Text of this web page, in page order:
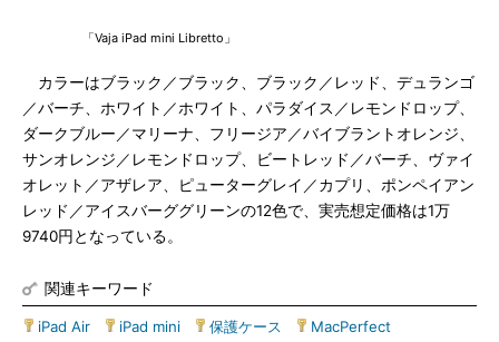
「Vaja iPad mini Libretto」
カラーはブラック／ブラック、ブラック／レッド、デュランゴ
／バーチ、ホワイト／ホワイト、パラダイス／レモンドロップ、
ダークブルー／マリーナ、フリージア／バイブラントオレンジ、
サンオレンジ／レモンドロップ、ビートレッド／バーチ、ヴァイ
オレット／アザレア、ピューターグレイ／カプリ、ポンペイアン
レッド／アイスバーググリーンの12色で、実売想定価格は1万
9740円となっている。
関連キーワード
iPad Air iPad mini 保護ケース MacPerfect